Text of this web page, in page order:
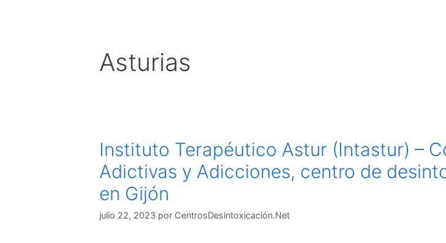
Asturias
Instituto Terapéutico Astur (Intastur) –
Adictivas y Adicciones, centro de
en Gijón
julio 22, 2023 por CentrosDesintoxicación.Net